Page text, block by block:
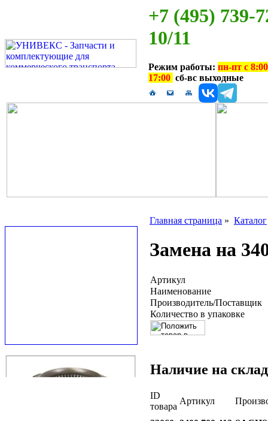
+7 (495) 739-
10/11
Режим работы: пн-пт с
17:00 сб-вс выходные
Главная страница » Каталог
Замена на
Артикул
Наименование
Производитель/Поставщик
Количество в упаковке
Наличие на
ID
товара
Артикул